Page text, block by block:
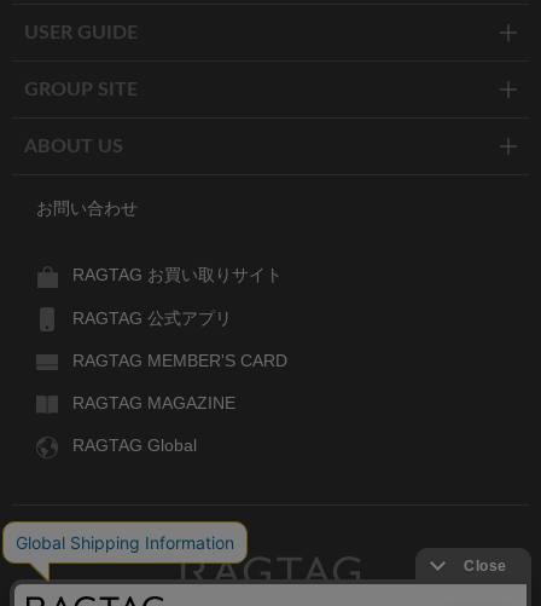
USER GUIDE
GROUP SITE
ABOUT US
お問い合わせ
RAGTAG お買い取りサイト
RAGTAG 公式アプリ
RAGTAG MEMBER'S CARD
RAGTAG MAGAZINE
RAGTAG Global